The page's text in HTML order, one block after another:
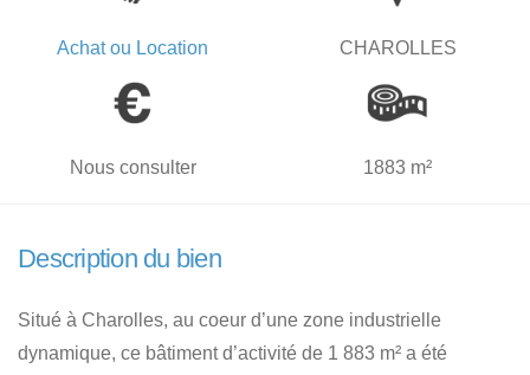
Achat ou Location CHAROLLES
Nous consulter 1883 m²
Description du bien
Situé à Charolles, au coeur d’une zone industrielle
dynamique, ce bâtiment d’activité de 1 883 m² a été